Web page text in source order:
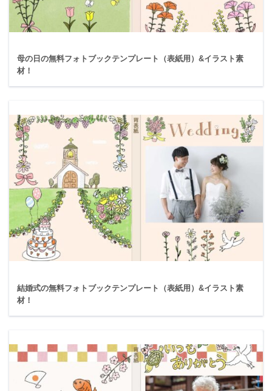
母の日の無料フォトブックテンプレート（表紙用）&イラスト素
材！
結婚式の無料フォトブックテンプレート（表紙用）&イラスト素
材！